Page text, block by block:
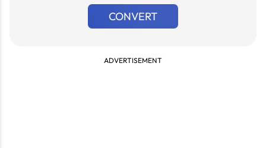
CONVERT
ADVERTISEMENT